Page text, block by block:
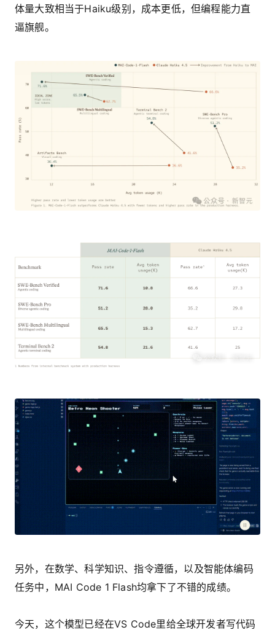
体量大致相当于Haiku级别，成本更低，但编程能力直
逼旗舰。
另外，在数学、科学知识、指令遵循，以及智能体编码
任务中，MAI Code 1 Flash均拿下了不错的成绩。
今天，这个模型已经在VS Code里给全球开发者写代码